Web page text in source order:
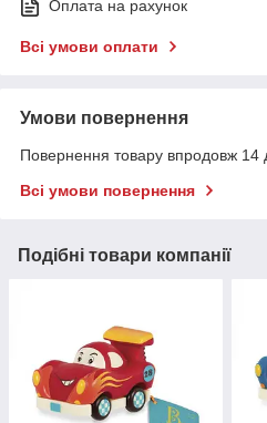
Оплата на рахунок
Всі умови оплати
Умови повернення
Повернення товару впродовж 14
Всі умови повернення
Подібні товари компанії